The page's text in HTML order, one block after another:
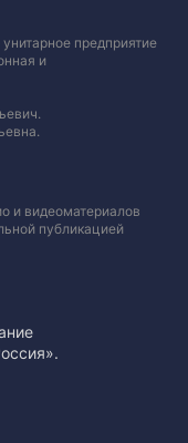
предприятие
и
и видеоматериалов
публикацией